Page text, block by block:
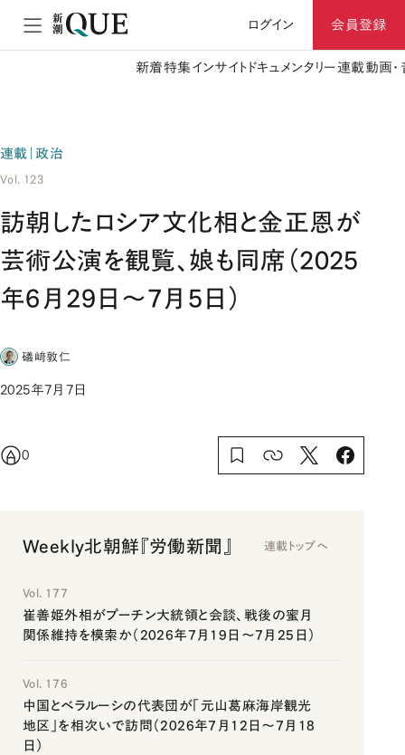
ログイン 会員登録
新着特集 インサイト ドキュメンタリー 連載動画
連載｜政治
Vol. 123
訪朝したロシア文化相と金正恩が
芸術公演を観覧、娘も同席（2025
年6月29日～7月5日）
礒﨑敦仁
2025年7月7日
0
Weekly北朝鮮『労働新聞』 連載トップへ
Vol. 177
崔善姫外相がプーチン大統領と会談、戦後の蜜月
関係維持を模索か（2026年7月19日～7月25日）
Vol. 176
中国とベラルーシの代表団が「元山葛麻海岸観光
地区」を相次いで訪問（2026年7月12日～7月18
日）